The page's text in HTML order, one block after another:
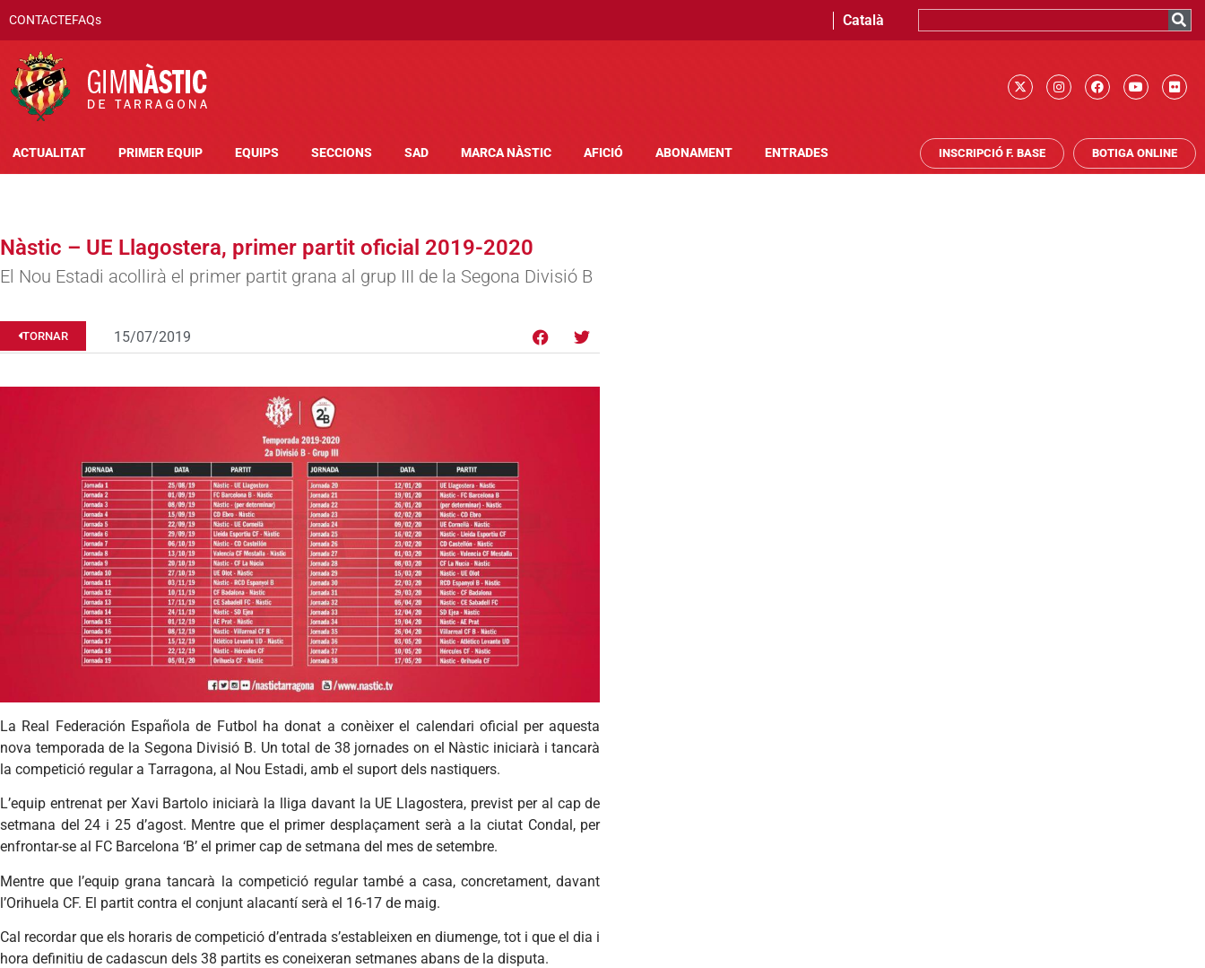
CONTACTEFAQs Català
ACTUALITAT PRIMER EQUIP EQUIPS SECCIONS SAD MARCA NÀSTIC AFICIÓ ABONAMENT ENTRADES INSCRIPCIÓ F. BASE BOTIGA ONLINE
Nàstic – UE Llagostera, primer partit oficial 2019-2020
El Nou Estadi acollirà el primer partit grana al grup III de la Segona Divisió B
TORNAR 15/07/2019
La Real Federación Española de Futbol ha donat a conèixer el calendari oficial per aquesta
nova temporada de la Segona Divisió B. Un total de 38 jornades on el Nàstic iniciarà i tancarà
la competició regular a Tarragona, al Nou Estadi, amb el suport dels nastiquers.
L’equip entrenat per Xavi Bartolo iniciarà la lliga davant la UE Llagostera, previst per al cap de
setmana del 24 i 25 d’agost. Mentre que el primer desplaçament serà a la ciutat Condal, per
enfrontar-se al FC Barcelona ‘B’ el primer cap de setmana del mes de setembre.
Mentre que l’equip grana tancarà la competició regular també a casa, concretament, davant
l’Orihuela CF. El partit contra el conjunt alacantí serà el 16-17 de maig.
Cal recordar que els horaris de competició d’entrada s’estableixen en diumenge, tot i que el dia i
hora definitiu de cadascun dels 38 partits es coneixeran setmanes abans de la disputa.